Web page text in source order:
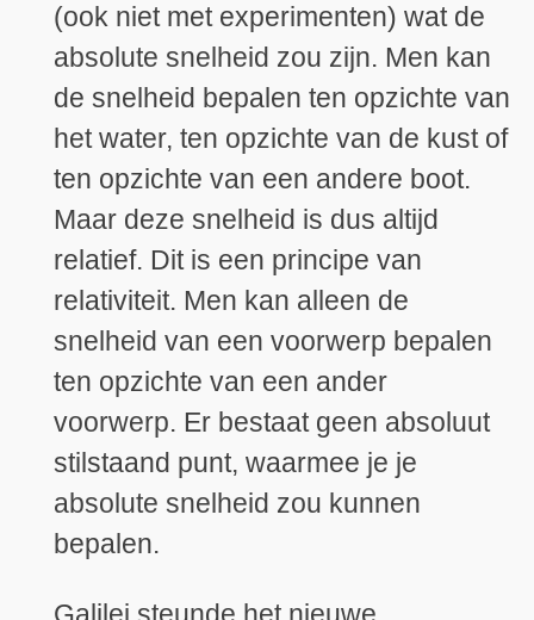
(ook niet met experimenten) wat de
absolute snelheid zou zijn. Men kan
de snelheid bepalen ten opzichte van
het water, ten opzichte van de kust of
ten opzichte van een andere boot.
Maar deze snelheid is dus altijd
relatief. Dit is een principe van
relativiteit. Men kan alleen de
snelheid van een voorwerp bepalen
ten opzichte van een ander
voorwerp. Er bestaat geen absoluut
stilstaand punt, waarmee je je
absolute snelheid zou kunnen
bepalen.